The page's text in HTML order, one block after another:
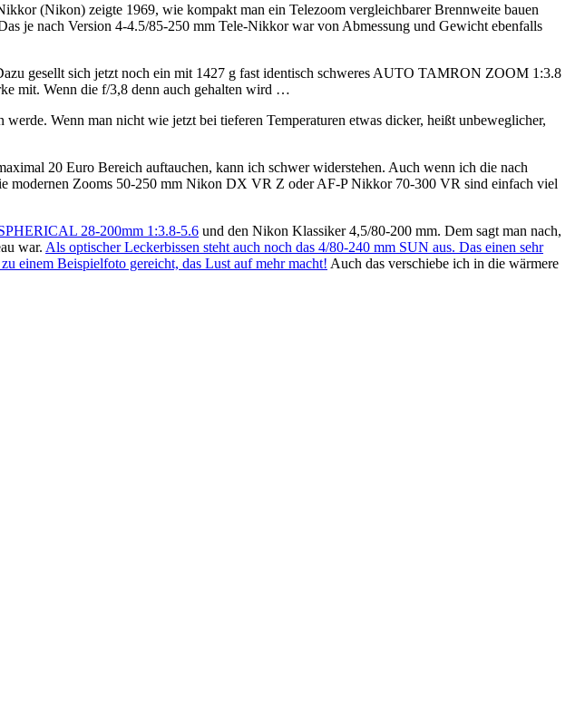
(Nikon) zeigte 1969, wie kompakt man ein Telezoom vergleichbarer Brennweite bauen
je nach Version 4-4.5/85-250 mm Tele-Nikkor war von Abmessung und Gewicht ebenfalls
gesellt sich jetzt noch ein mit 1427 g fast identisch schweres AUTO TAMRON ZOOM 1:3.8
mit. Wenn die f/3,8 denn auch gehalten wird …
Wenn man nicht wie jetzt bei tieferen Temperaturen etwas dicker, heißt unbeweglicher,
20 Euro Bereich auftauchen, kann ich schwer widerstehen. Auch wenn ich die nach
modernen Zooms 50-250 mm Nikon DX VR Z oder AF-P Nikkor 70-300 VR sind einfach viel
28-200mm 1:3.8-5.6 und den Nikon Klassiker 4,5/80-200 mm. Dem sagt man nach,
war. Als optischer Leckerbissen steht auch noch das 4/80-240 mm SUN aus. Das einen sehr
einem Beispielfoto gereicht, das Lust auf mehr macht! Auch das verschiebe ich in die wärmere